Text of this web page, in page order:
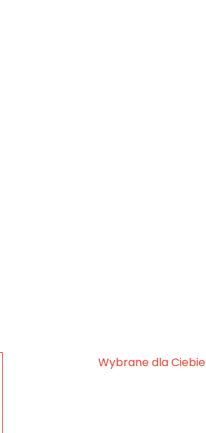
Wybrane dla Ciebie